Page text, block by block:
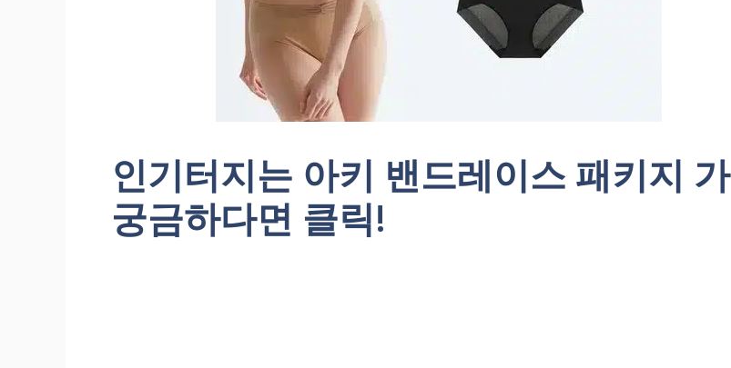
인기터지는 아키 밴드레이스 패키지 가
궁금하다면 클릭!